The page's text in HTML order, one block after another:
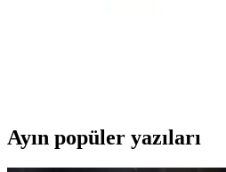
Ayın popüler yazıları